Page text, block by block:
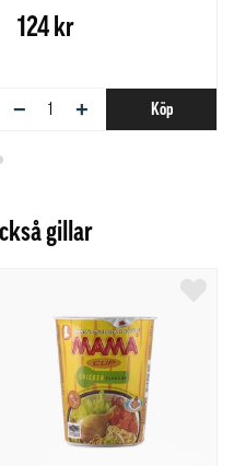
124 kr
− + Köp
gillar